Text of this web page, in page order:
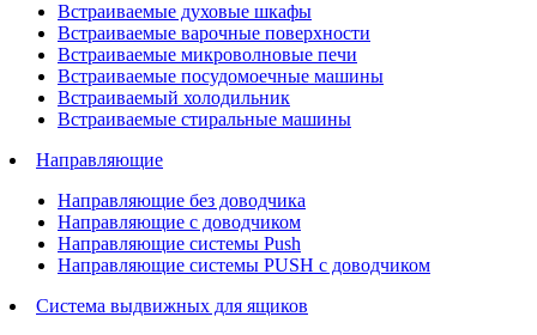
Встраиваемые духовые шкафы
Встраиваемые варочные поверхности
Встраиваемые микроволновые печи
Встраиваемые посудомоечные машины
Встраиваемый холодильник
Встраиваемые стиральные машины
Направляющие
Направляющие без доводчика
Направляющие с доводчиком
Направляющие системы Push
Направляющие системы PUSH с доводчиком
Система выдвижных для ящиков